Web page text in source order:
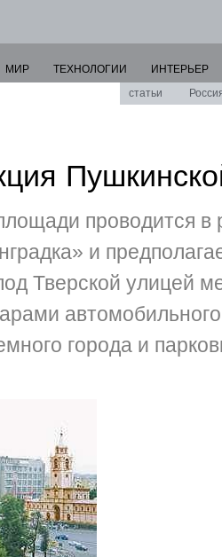
МИР ТЕХНОЛОГИИ
ИНТЕРЬЕР
статьи
проводится в
и
Тверской улицей
города и